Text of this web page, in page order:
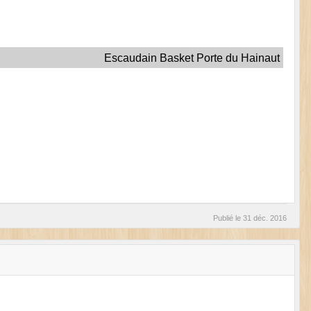
Escaudain Basket Porte du Hainaut
Publié le 31 déc. 2016